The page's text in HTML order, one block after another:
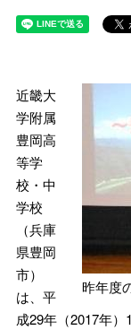
昨年度
近畿大
学附属
豊岡高
等学
校・中
学校
（兵庫
県豊岡
市）
は、平
成29年（2017年